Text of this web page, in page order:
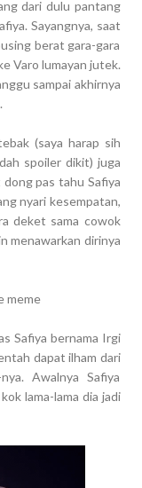
dari dulu pantang
Sayangnya, saat
berat gara-gara
Varo lumayan jutek.
sampai akhirnya
(saya harap sih
spoiler dikit) juga
dong pas tahu Safiya
nyari kesempatan,
deket sama cowok
menawarkan dirinya
Safiya bernama Irgi
dapat ilham dari
Awalnya Safiya
lama-lama dia jadi